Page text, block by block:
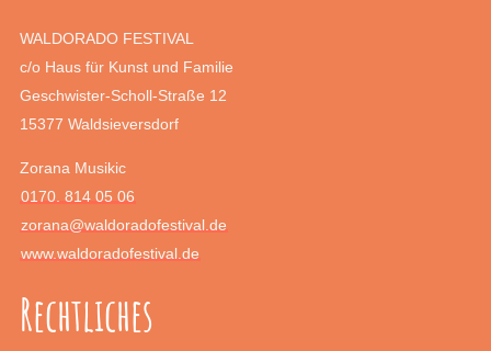
WALDORADO FESTIVAL
c/o Haus für Kunst und Familie
Geschwister-Scholl-Straße 12
15377 Waldsieversdorf
Zorana Musikic
0170. 814 05 06
zorana@waldoradofestival.de
www.waldoradofestival.de
Rechtliches